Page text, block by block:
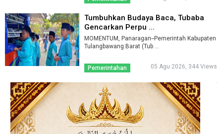
Tumbuhkan Budaya Baca, Tubaba
Gencarkan Perpu ...
MOMENTUM, Panaragan--Pemerintah Kabupaten
Tulangbawang Barat (Tub ...
Pemerintahan 05 Agu 2026, 344 Views